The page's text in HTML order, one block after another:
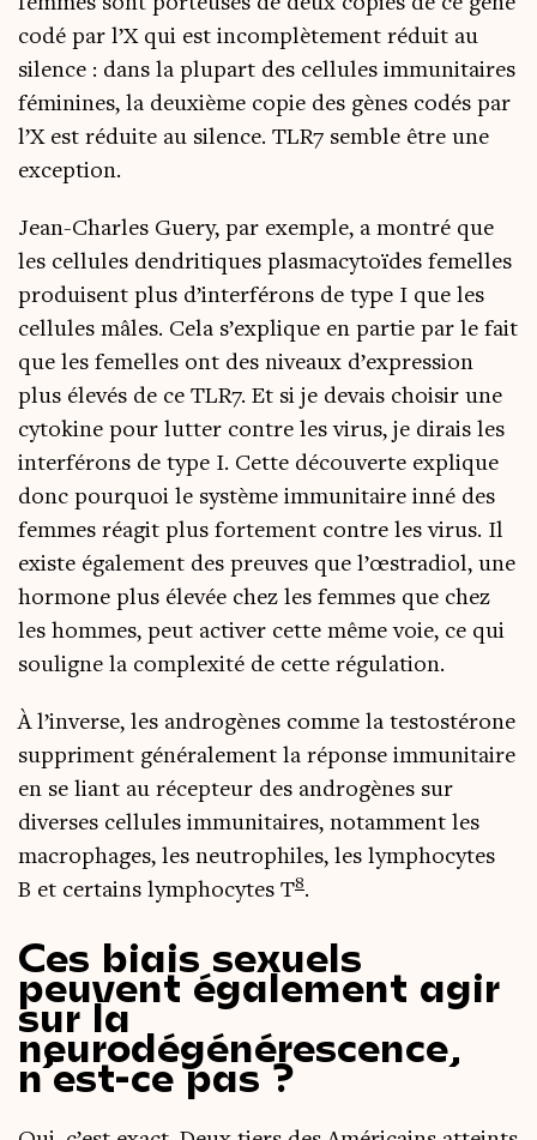
codé par l’X qui est incom­plè­te­ment réduit au
silence : dans la plu­part des cel­lules immu­ni­taires
fémi­nines, la deuxième copie des gènes codés par
l’X est réduite au silence. TLR7 semble être une
exception.
Jean-Charles Gue­ry, par exemple, a mon­tré que
les cel­lules den­dri­tiques plas­ma­cy­toïdes femelles
pro­duisent plus d’in­ter­fé­rons de type I que les
cel­lules mâles. Cela s’ex­plique en par­tie par le fait
que les femelles ont des niveaux d’ex­pres­sion
plus éle­vés de ce TLR7. Et si je devais choi­sir une
cyto­kine pour lut­ter contre les virus, je dirais les
inter­fé­rons de type I. Cette décou­verte explique
donc pour­quoi le sys­tème immu­ni­taire inné des
femmes réagit plus for­te­ment contre les virus. Il
existe éga­le­ment des preuves que l’œs­tra­diol, une
hor­mone plus éle­vée chez les femmes que chez
les hommes, peut acti­ver cette même voie, ce qui
sou­ligne la com­plexi­té de cette régulation.
À l’in­verse, les andro­gènes comme la tes­to­sté­rone
sup­priment géné­ra­le­ment la réponse immu­ni­taire
en se liant au récep­teur des andro­gènes sur
diverses cel­lules immu­ni­taires, notam­ment les
macro­phages, les neu­tro­philes, les lym­pho­cytes
B et cer­tains lym­pho­cytes T8.
Ces biais sexuels
peuvent également agir
sur la
neurodégénérescence,
n’est-ce pas ?